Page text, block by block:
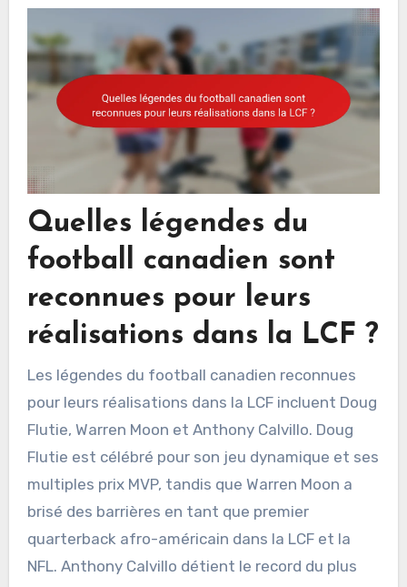
Quelles légendes du
football canadien sont
reconnues pour leurs
réalisations dans la LCF ?
Les légendes du football canadien reconnues
pour leurs réalisations dans la LCF incluent Doug
Flutie, Warren Moon et Anthony Calvillo. Doug
Flutie est célébré pour son jeu dynamique et ses
multiples prix MVP, tandis que Warren Moon a
brisé des barrières en tant que premier
quarterback afro-américain dans la LCF et la
NFL. Anthony Calvillo détient le record du plus